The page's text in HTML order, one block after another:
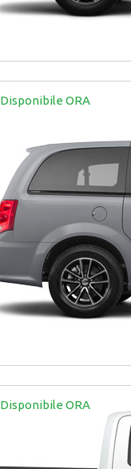
Disponibile ORA
Disponibile ORA